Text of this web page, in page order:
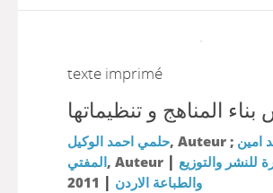
texte imprimé
المناهج و تنظيماتها
حلمي احمد الوكيل, Auteur ; امين
المفتي, Auteur | للنشر والتوزيع
والطباعة الاردن |
2011